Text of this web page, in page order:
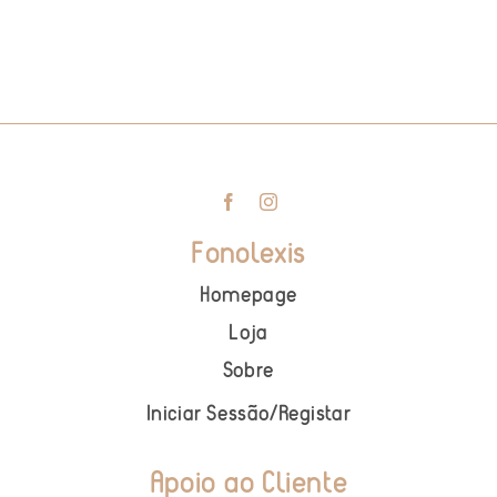
Fonolexis
Homepage
Loja
Sobre
Iniciar Sessão/Registar
Apoio ao Cliente